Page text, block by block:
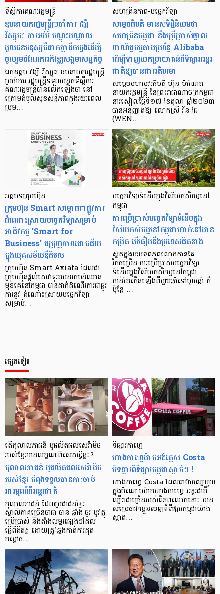
ទីស្ដីការគណៈរដ្ឋមន្ត្រី
ឧបនាយករដ្ឋមន្ត្រីប្រចាំការ វង្សី
វិស្សុត៖ ការអប់រំ បណ្តុះបណ្តាល
មូលធនមនុស្សគឺជាកត្តាដ៏ចម្បងដើម្បី
ចូលរួមចំណែកអភិវឌ្ឍសង្គមសេដ្ឋកិច្ច
ឯកឧត្តម វង្សី វិស្សុត ឧបនាយករដ្ឋមន្ត្រី
ប្រចាំការ រដ្ឋមន្ត្រីទទួលបន្ទុកទីស្តីការ
គណៈរដ្ឋមន្ត្រីបានលើកឡើងថា នៅ
ក្រោមដំបូលសុខសន្តិភាពក្នុងរយៈពេល
ប្រម…
សហគ្រិនភាព-បច្ចេកវិទ្យា
សម្តេចធិបតី មានសុទិដ្ឋិនិយមថា
សហគ្រិនកម្ពុជា នឹងប្រើប្រាស់ថ្នាល
ពាណិជ្ជកម្មតាមប្រព័ន្ធ Alibaba
ដើម្បីទាញយកប្រយោជន៍ពីទីផ្សារអន្តរ
ជាតិឱ្យបានជាអតិបរមា
សម្តេចមហាបវរធិបតី ហ៊ុន ម៉ាណែត
នាយករដ្ឋមន្រ្តី នៃព្រះរាជាណាចក្រកម្ពុជា
នារសៀលថ្ងៃទី១៧ ខែតុលា ឆ្នាំ២០២៣
បានអនុញ្ញាតឱ្យ លោកស្រី វិន ជែ
(WEN…
អត្ថបទក្រុមហ៊ុន
ក្រុមហ៊ុន Smart សម្ពោធជាផ្លូវការ
ដំណោះស្រាយបច្ចេកវិទ្យាសម្រាប់
អាជីវកម្ម 'Smart for
Business' ជម្រុញភាពជោគជ័យ
ក្នុងយុគសម័យឌីជីថល
ក្រុមហ៊ុន Smart Axiata ដែលជា
ក្រុមហ៊ុនផ្តល់សេវាទូរគមនាគមន៍ឈាន
មុខគេនៅកម្ពុជា បានដាក់ដំណើរការជាផ្លូវ
ការនូវ ដំណោះស្រាយបច្ចេកវិទ្យា
សម្រាប់…
បច្ចេកវិទ្យាទំនើបក្នុងវិស័យកសិកម្មនៅ
កម្ពុជា
ការប្រើប្រាស់បច្ចេកវិទ្យាទំនើបក្នុង
វិស័យកសិកម្មនៅកម្ពុជាហាក់នៅមាន
កម្រិត បើធៀបនឹងប្រទេសជិតខាង
ស្ថិតក្នុងបរិបទពិភពលោកកាន់តែ
រីកចម្រើន ការប្រើប្រាស់បច្ចេកវិទ្យា
ទំនើបក្នុងវិស័យកសិកម្មនៅកម្ពុជា
កាន់តែកើនឡើងពីមួយឆ្នាំទៅមួយឆ្នាំ ក៏
ប៉ុន្តែ …
ផ្សេងទៀត
តើកុលាលភាជន៍ ឬផលិតផលសេរ៉ាមិច
របស់ខ្មែរមានលក្ខណៈពិសេសអ្វីខ្លះ?
កុលាលភាជន៍ ឬផលិតផលសេរ៉ាមិច
របស់ខ្មែរ កំពុងទទួលបានការចាប់
អារម្មណ៍ពីអន្តរជាតិ
កុលាលភាជន៍ ដែលប្រជាជនខ្មែរ
ស្គាល់ភាគច្រើនថាជា ចាន ឆ្នាំង ថូរ ឬវត្ថុ
ប្រើប្រាស់ និងតាំងលម្អរផ្សេងៗដែល
ធ្វើពីដីឥដ្ឋ ដោយត្រូវឆ្លងកាត់ការដុត
កម្តៅច…
ទីផ្សារ​កាហ្វេ
ហាងកាហ្វេម៉ាកអង់គ្លេស Costa
បិទទ្វារពីទីផ្សារកម្ពុជាស្ងាត់ៗ !
ហាងកាហ្វេ Costa ដែលជាម៉ាកល្បីមួយ
ក្នុងចំណោមម៉ាកហាងកាហ្វេ អន្តរជាតិ
ល្បីៗជាច្រើនរបស់ពិភពលោកនោះ បាន
សម្រេចដកខ្លួនចេញពីទីផ្សារកម្ពុជាយ៉ាង
ស្ងាត…